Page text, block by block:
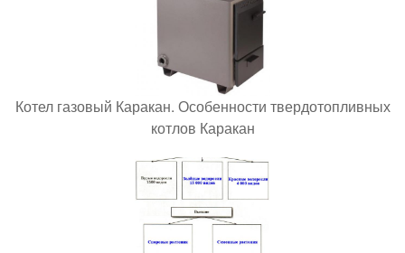
Котел газовый Каракан. Особенности твердотопливных
котлов Каракан